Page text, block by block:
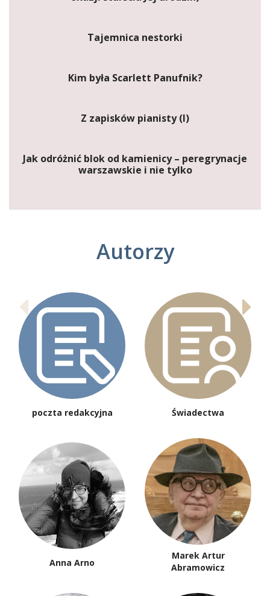
Tajemnica nestorki
Kim była Scarlett Panufnik?
Z zapisków pianisty (I)
Jak odróżnić blok od kamienicy – peregrynacje
warszawskie i nie tylko
Autorzy
poczta redakcyjna Świadectwa
Anna Arno
Marek Artur
Abramowicz